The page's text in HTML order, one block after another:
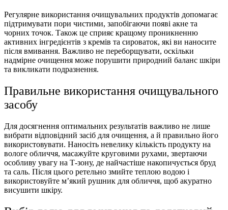
Регулярне використання очищувальних продуктів допомагає
підтримувати пори чистими, запобігаючи появі акне та
чорних точок. Також це сприяє кращому проникненню
активних інгредієнтів з кремів та сироваток, які ви наносите
після вмивання. Важливо не переборщувати, оскільки
надмірне очищення може порушити природний баланс шкіри
та викликати подразнення.
Правильне використання очищувального
засобу
Для досягнення оптимальних результатів важливо не лише
вибрати відповідний засіб для очищення, а й правильно його
використовувати. Наносіть невелику кількість продукту на
вологе обличчя, масажуйте круговими рухами, звертаючи
особливу увагу на Т-зону, де найчастіше накопичується бруд
та саль. Після цього ретельно змийте теплою водою і
використовуйте м’який рушник для обличчя, щоб акуратно
висушити шкіру.